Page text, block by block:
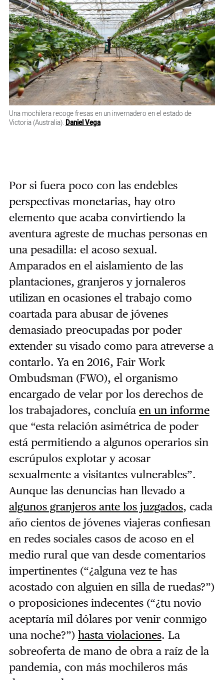
Una mochilera recoge fresas en un invernadero en el estado de
Victoria (Australia). Daniel Vega
Por si fuera poco con las endebles
perspectivas monetarias, hay otro
elemento que acaba convirtiendo la
aventura agreste de muchas personas en
una pesadilla: el acoso sexual.
Amparados en el aislamiento de las
plantaciones, granjeros y jornaleros
utilizan en ocasiones el trabajo como
coartada para abusar de jóvenes
demasiado preocupadas por poder
extender su visado como para atreverse a
contarlo. Ya en 2016, Fair Work
Ombudsman (FWO), el organismo
encargado de velar por los derechos de
los trabajadores, concluía en un informe
que “esta relación asimétrica de poder
está permitiendo a algunos operarios sin
escrúpulos explotar y acosar
sexualmente a visitantes vulnerables”.
Aunque las denuncias han llevado a
algunos granjeros ante los juzgados, cada
año cientos de jóvenes viajeras confiesan
en redes sociales casos de acoso en el
medio rural que van desde comentarios
impertinentes (“¿alguna vez te has
acostado con alguien en silla de ruedas?”)
o proposiciones indecentes (“¿tu novio
aceptaría mil dólares por venir conmigo
una noche?”) hasta violaciones. La
sobreoferta de mano de obra a raíz de la
pandemia, con más mochileros más